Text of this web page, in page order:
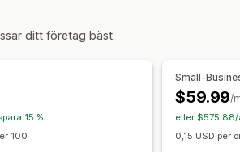
Anpassad design
Anpassad e-post
Import av presentkort
datum
Cashback-program
erbjuda
Fri frakt
ditt företag bäst.
15 %
100
Small-
$59.99/
eller $575.88/
0,15 USD per